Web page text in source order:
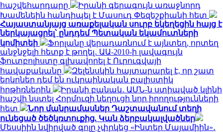
հաշվեհարդարը
Իրանի գերագույն առաջնորդ
Խամենեին հանդիպել է Մասուդ Փեզեշքիանի հետ
Հայաստանյայց առաքելական սուրբ եկեղեցին հայց է
ներկայացրել՝ ընդդեմ Պետական եկամուտների
կոմիտեի
Ֆորլանը վերադառնում է այնտեղ, որտեղ
անջնջելի հետք է թողել․ ԱԱ-2010-ի լավագույն
ֆուտբոլիստը գլխավորել է Ուրուգվայի
հավաքականը
Զելենսկին հայտարարել է, որ շատ
երկրներ դեմ են ուկրաինական բալիստիկ
հրթիռներին
Իրանի բանակ․ ԱՄՆ-ն ստիպված կլինի
հաշվի նստել Հորմուզի նեղուցի նոր իրողությունների
հետ
Նոր մանրամասներ Դաշտավանում տեղի
ունեցած ծեծկռտուքից. Կան ձերբակալվածներ
Մեսսիին նվիրված գոլը չփրկեց «Ինտեր Մայամիին»․